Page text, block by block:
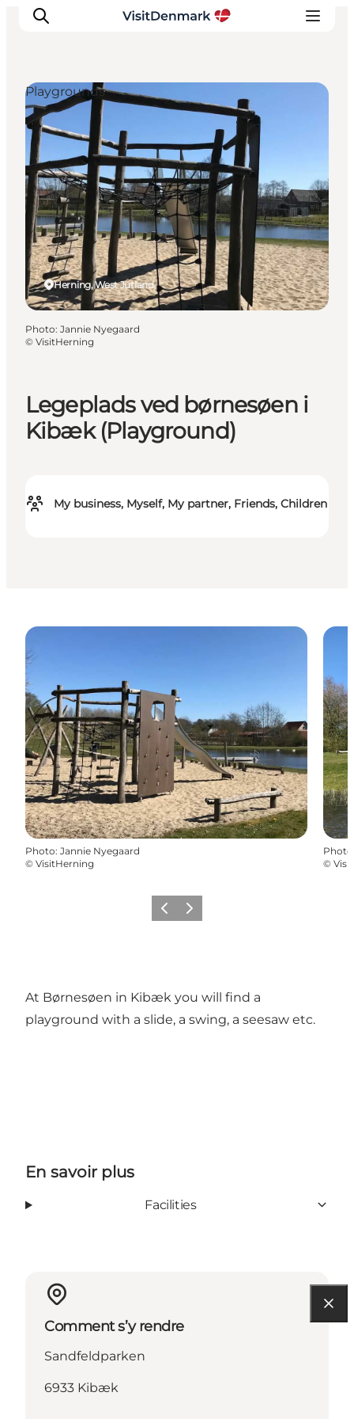
Inspirations
Destinations
Quoi faire
Hébergements
Planifiez votre voyage
Legeplads ved børnesøen i
Kibæk (Playground)
My business, Myself, My partner, Friends, Children
Herning, West Jutland
Playgrounds
Photo: Jannie Nyegaard
© VisitHerning
Photo: Jannie Nyegaard
© VisitHerning
Photo
©
PrécédentSuivant
At Børnesøen in Kibæk you will find a
playground with a slide, a swing, a seesaw etc.
En savoir plus
Facilities
Comment s’y rendre
Sandfeldparken
6933 Kibæk